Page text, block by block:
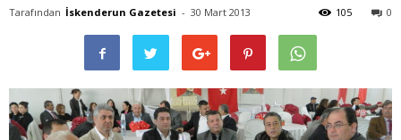
Tarafından İskenderun Gazetesi - 30 Mart 2013 0
105